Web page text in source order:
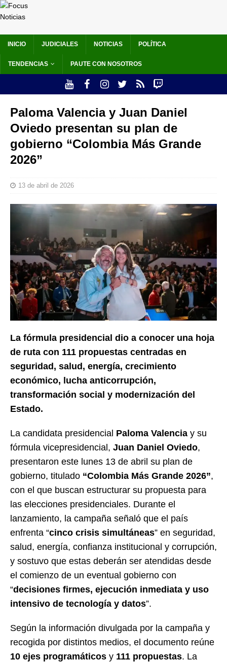
INICIO JUDICIALES NOTICIAS POLÍTICA
TENDENCIAS PAUTE CON NOSOTROS
Paloma Valencia y Juan Daniel
Oviedo presentan su plan de
gobierno “Colombia Más Grande
2026”
13 de abril de 2026
La fórmula presidencial dio a conocer una hoja
de ruta con 111 propuestas centradas en
seguridad, salud, energía, crecimiento
económico, lucha anticorrupción,
transformación social y modernización del
Estado.
La candidata presidencial Paloma Valencia y su
fórmula vicepresidencial, Juan Daniel Oviedo,
presentaron este lunes 13 de abril su plan de
gobierno, titulado “Colombia Más Grande 2026”,
con el que buscan estructurar su propuesta para
las elecciones presidenciales. Durante el
lanzamiento, la campaña señaló que el país
enfrenta “cinco crisis simultáneas” en seguridad,
salud, energía, confianza institucional y corrupción,
y sostuvo que estas deberán ser atendidas desde
el comienzo de un eventual gobierno con
“decisiones firmes, ejecución inmediata y uso
intensivo de tecnología y datos”.
Según la información divulgada por la campaña y
recogida por distintos medios, el documento reúne
10 ejes programáticos y 111 propuestas. La